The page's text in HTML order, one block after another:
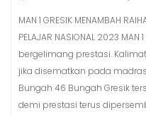
MAN 1 GRESIK MENAMBAH
PELAJAR NASIONAL 2023
bergelimang prestasi.
jika disematkan pada
Bungah 46 Bungah Gresik
demi prestasi terus